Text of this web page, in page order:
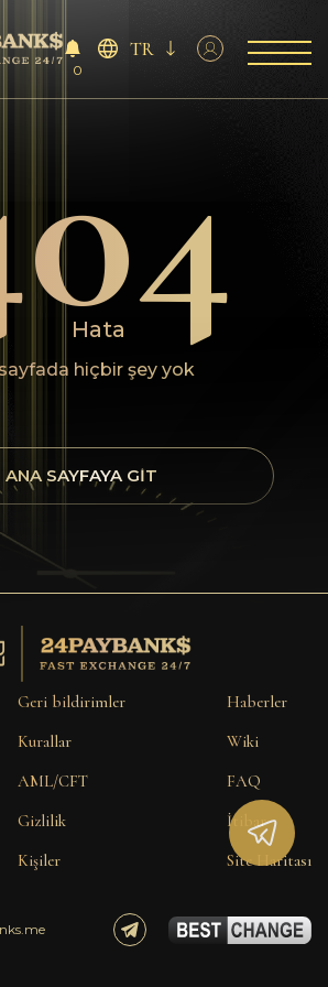
0
TR
Hata
hiçbir şey yok
ANA SAYFAYA GIT
Geri bildirimler
Kurallar
AML/CFT
Gizlilik
Kişiler
Haberler
Wiki
FAQ
İtibar
Site Haritası